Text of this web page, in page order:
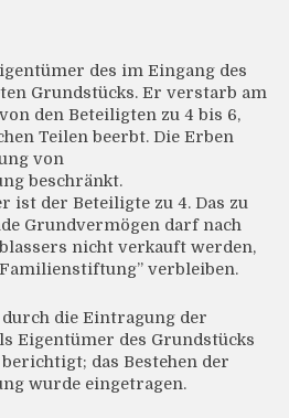
des im Eingang des
Grundstücks. Er verstarb am
den Beteiligten zu 4 bis 6,
Teilen beerbt. Die Erben
von
beschränkt.
ist der Beteiligte zu 4. Das zu
Grundvermögen darf nach
nicht verkauft werden,
verbleiben.
die Eintragung der
Eigentümer des Grundstücks
das Bestehen der
wurde eingetragen.